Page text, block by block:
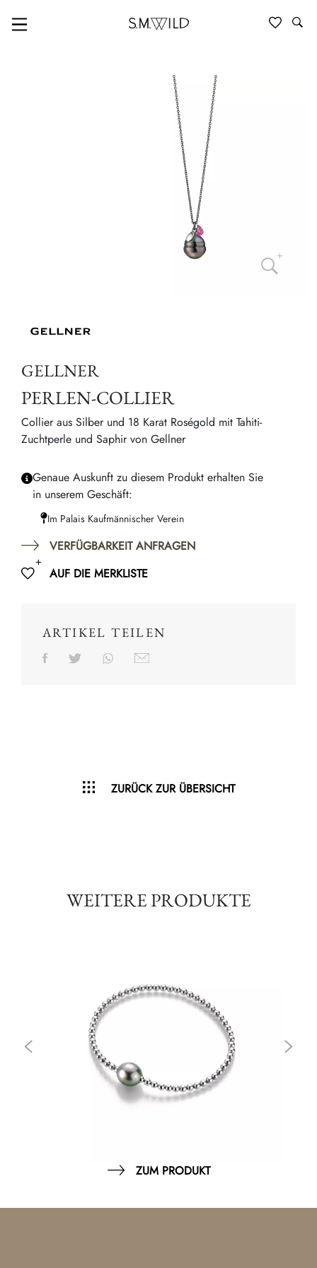
GELLNER
PERLEN-COLLIER
Collier aus Silber und 18 Karat Roségold mit Tahiti-
Zuchtperle und Saphir von Gellner
Genaue Auskunft zu diesem Produkt erhalten Sie
in unserem Geschäft:
Im Palais Kaufmännischer Verein
VERFÜGBARKEIT ANFRAGEN
AUF DIE MERKLISTE
ARTIKEL TEILEN
ZURÜCK ZUR ÜBERSICHT
WEITERE PRODUKTE
ZUM PRODUKT